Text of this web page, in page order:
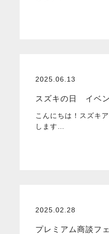
2025.06.13
スズキの日 イベン
こんにちは！スズキ
します…
2025.02.28
プレミアム商談フ